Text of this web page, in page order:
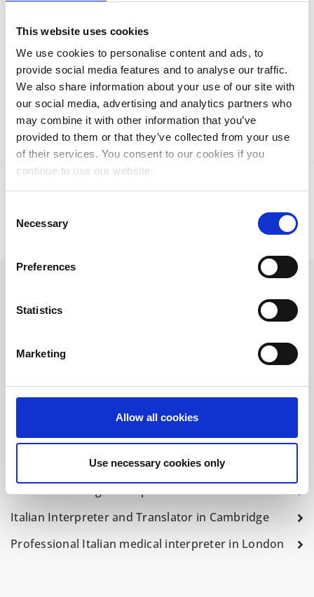
This website uses cookies
We use cookies to personalise content and ads, to
provide social media features and to analyse our traffic.
We also share information about your use of our site with
our social media, advertising and analytics partners who
may combine it with other information that you’ve
provided to them or that they’ve collected from your use
of their services. You consent to our cookies if you
continue to use our website.
Selection
Necessary
Preferences
Statistics
Marketing
Allow all cookies
Use necessary cookies only
Iscriviti
Potrai cancellare l'iscrizione in qualsiasi momento. Rispetto la tua privacy.
Iscrivendoti, accetti la mia Informativa sulla privacy .
Professional Italian Business Interpreter
Professional Italian Conference Interpreter
Certified Italian Translation Services
Professional Italian Translator In London
Professional Legal Interpreter in London
Italian Interpreter and Translator in Cambridge
Professional Italian medical interpreter in London